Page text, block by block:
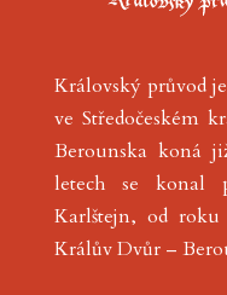
Královský průvod
ve Středočeském
Berounska koná
letech se konal
Karlštejn, od
Králův Dvůr –